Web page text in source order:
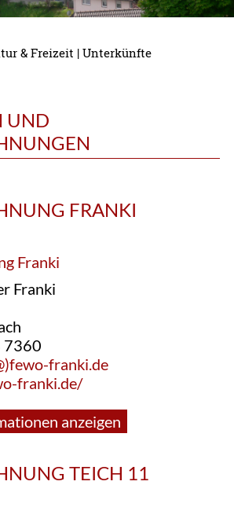
& Freizeit |Unterkünfte
UND
FRANKI
Franki
7360
franki.de
franki.de/
anzeigen
TEICH 11